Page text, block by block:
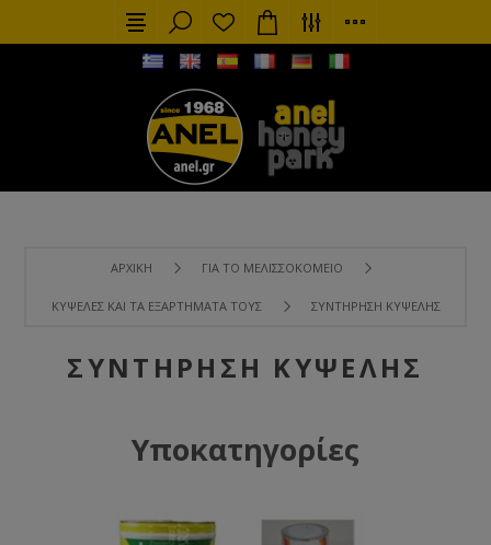
ΑΡΧΙΚΉ ΓΙΑ ΤΟ ΜΕΛΙΣΣΟΚΟΜΕΊΟ
ΚΥΨΈΛΕΣ ΚΑΙ ΤΑ ΕΞΑΡΤΉΜΑΤΑ ΤΟΥΣ ΣΥΝΤΉΡΗΣΗ ΚΥΨΈΛΗΣ
ΣΥΝΤΉΡΗΣΗ ΚΥΨΈΛΗΣ
Υποκατηγορίες